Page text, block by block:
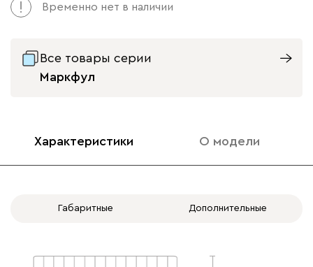
Временно нет в наличии
Все товары серии
Маркфул
Характеристики О модели
Габаритные Дополнительные